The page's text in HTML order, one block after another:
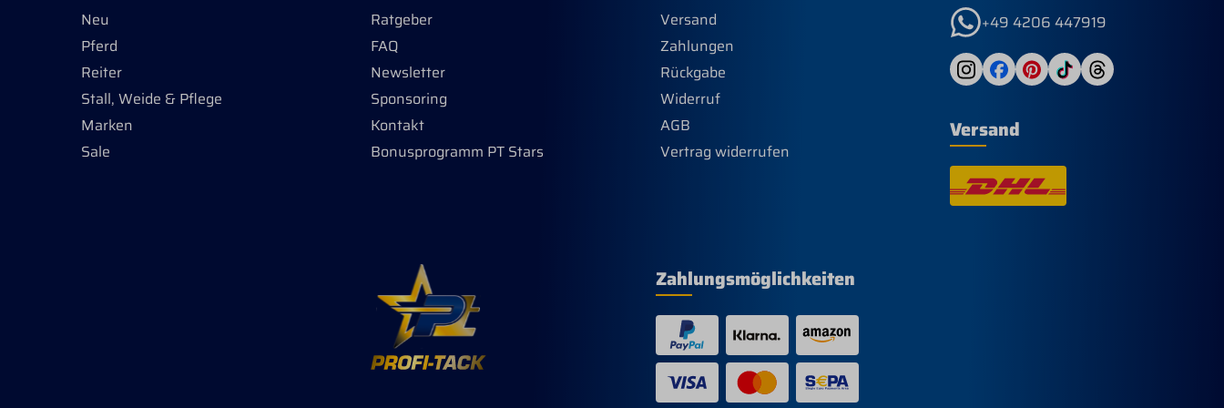
Neu
Pferd
Reiter
Stall, Weide & Pflege
Marken
Sale
Ratgeber
FAQ
Newsletter
Sponsoring
Kontakt
Bonusprogramm PT Stars
Versand
Zahlungen
Rückgabe
Widerruf
AGB
Vertrag widerrufen
+49 4206 447919
Versand
Zahlungsmöglichkeiten